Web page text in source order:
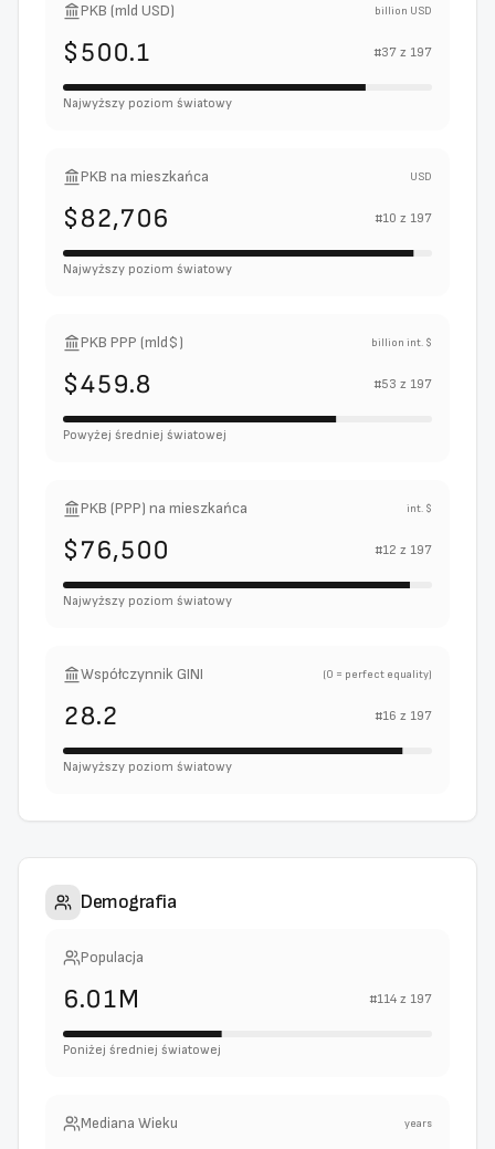
PKB (mld USD) billion USD
$500.1 #37 z 197
Najwyższy poziom światowy
PKB na mieszkańca USD
$82,706 #10 z 197
Najwyższy poziom światowy
PKB PPP (mld$) billion int. $
$459.8 #53 z 197
Powyżej średniej światowej
PKB (PPP) na mieszkańca int. $
$76,500 #12 z 197
Najwyższy poziom światowy
Współczynnik GINI (0 = perfect equality)
28.2 #16 z 197
Najwyższy poziom światowy
Demografia
Populacja
6.01M #114 z 197
Poniżej średniej światowej
Mediana Wieku years